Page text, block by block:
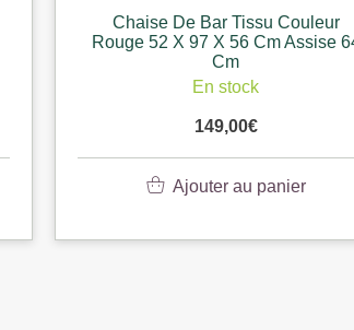
Chaise De Bar Tissu Couleur
Rouge 52 X 97 X 56 Cm Assise
Cm
En stock
149,00€
Ajouter au panier